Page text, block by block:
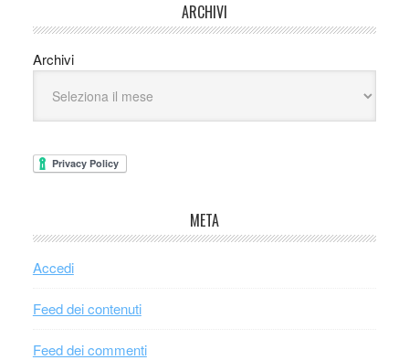
ARCHIVI
Archivi
META
Accedi
Feed dei contenuti
Feed dei commenti